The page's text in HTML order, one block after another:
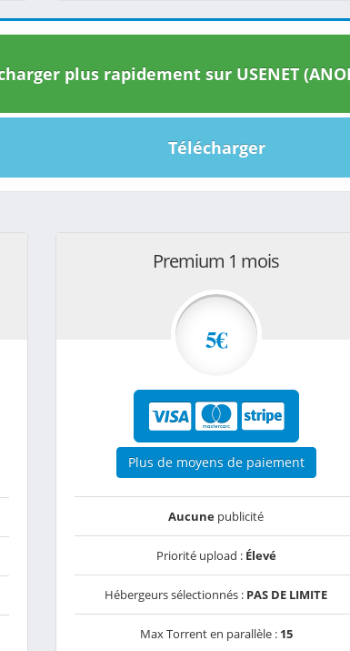
plus rapidement sur USENET
Télécharger
Premium 1 mois
5€
Plus de moyens de paiement
Aucune publicité
Priorité upload : Élevé
Hébergeurs sélectionnés : PAS DE LIMITE
Max Torrent en parallèle : 15